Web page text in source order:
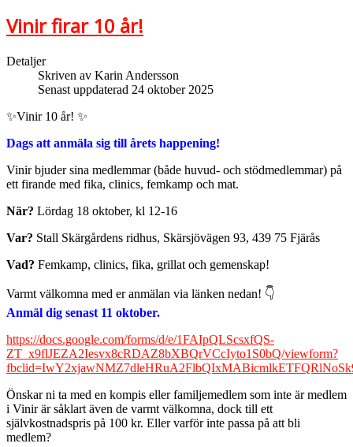
Vinir firar 10 år!
Detaljer
Skriven av Karin Andersson
Senast uppdaterad 24 oktober 2025
✨Vinir 10 år! ✨
Dags att anmäla sig till årets happening!
Vinir bjuder sina medlemmar (både huvud- och stödmedlemmar) på
ett firande med fika, clinics, femkamp och mat.
När? Lördag 18 oktober, kl 12-16
Var? Stall Skärgårdens ridhus, Skärsjövägen 93, 439 75 Fjärås
Vad? Femkamp, clinics, fika, grillat och gemenskap!
Varmt välkomna med er anmälan via länken nedan! 👇
Anmäl dig senast 11 oktober.
https://docs.google.com/forms/d/e/1FAIpQLScsxfQS-
ZT_x9flJEZA2Iesvx8cRDAZ8bXBQrVCcIyto1S0bQ/viewform?
Önskar ni ta med en kompis eller familjemedlem som inte är medlem
i Vinir är såklart även de varmt välkomna, dock till ett
självkostnadspris på 100 kr. Eller varför inte passa på att bli
medlem?